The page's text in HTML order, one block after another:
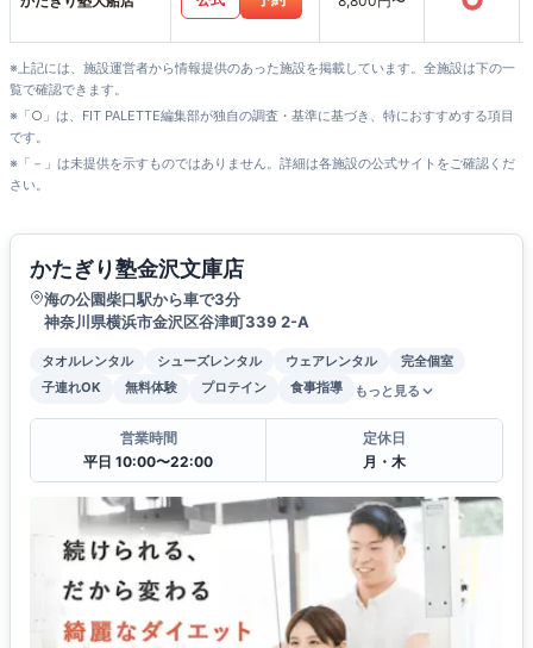
※上記には、施設運営者から情報提供のあった施設を掲載しています。全施設は下の一
覧で確認できます。
※「○」は、FIT PALETTE編集部が独自の調査・基準に基づき、特におすすめする項目
です。
※「－」は未提供を示すものではありません。詳細は各施設の公式サイトをご確認くだ
さい。
かたぎり塾金沢文庫店
海の公園柴口駅から車で3分
神奈川県横浜市金沢区谷津町339 2-A
タオルレンタル シューズレンタル ウェアレンタル
完全個室
子連れOK
無料体験 プロテイン 食事指導 もっと見る
営業時間
平日 10:00〜22:00
定休日
月・木